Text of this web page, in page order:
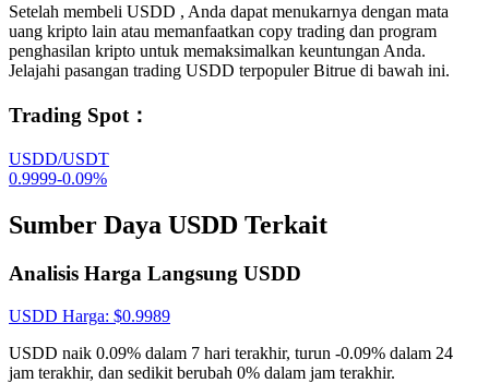
Setelah membeli USDD , Anda dapat menukarnya dengan mata
uang kripto lain atau memanfaatkan copy trading dan program
penghasilan kripto untuk memaksimalkan keuntungan Anda.
Jelajahi pasangan trading USDD terpopuler Bitrue di bawah ini.
Trading Spot ：
USDD/USDT
0.9999-0.09%
Sumber Daya USDD Terkait
Analisis Harga Langsung USDD
USDD Harga: $0.9989
USDD naik 0.09% dalam 7 hari terakhir, turun -0.09% dalam 24
jam terakhir, dan sedikit berubah 0% dalam jam terakhir.